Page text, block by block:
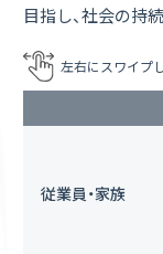
目指し、社会の持
従業員・家族